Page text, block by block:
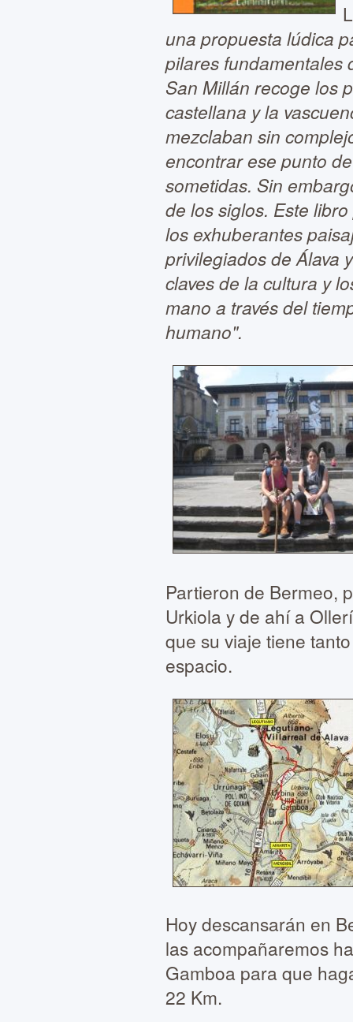
una propuesta lúdica
pilares fundamentales
San Millán recoge los
castellana y la
mezclaban sin
encontrar ese punto
sometidas. Sin
de los siglos. Este
los exhuberantes
privilegiados de Álava
claves de la cultura y
mano a través del
humano".
Partieron de Bermeo,
Urkiola y de ahí a
que su viaje tiene
espacio.
Hoy descansarán en
las acompañaremos
Gamboa para que
22 Km.